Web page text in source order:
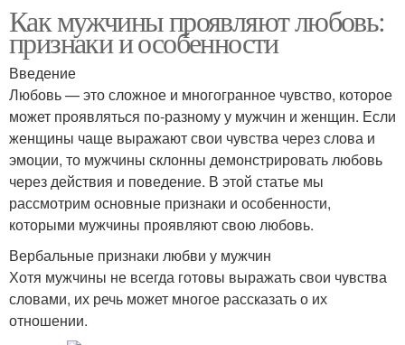
Как мужчины проявляют любовь:
признаки и особенности
Введение
Любовь — это сложное и многогранное чувство, которое
может проявляться по-разному у мужчин и женщин. Если
женщины чаще выражают свои чувства через слова и
эмоции, то мужчины склонны демонстрировать любовь
через действия и поведение. В этой статье мы
рассмотрим основные признаки и особенности,
которыми мужчины проявляют свою любовь.
Вербальные признаки любви у мужчин
Хотя мужчины не всегда готовы выражать свои чувства
словами, их речь может многое рассказать о их
отношении.